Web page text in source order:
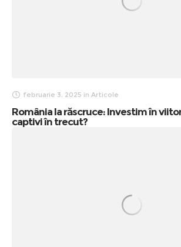
februarie 3, 2025 in Articole
România la răscruce: Investim în
captivi în trecut?